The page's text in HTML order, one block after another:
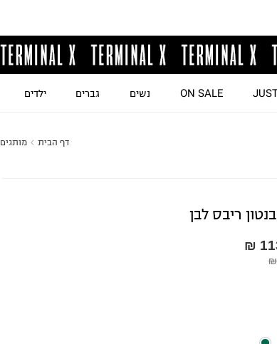
ON SALE נשים גברים ילדים
דף הבית מותגים
ריבס לבן